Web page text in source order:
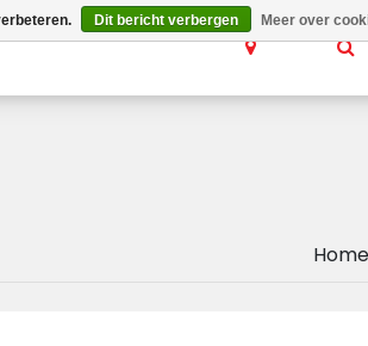
Home
Dit bericht verbergen Meer over